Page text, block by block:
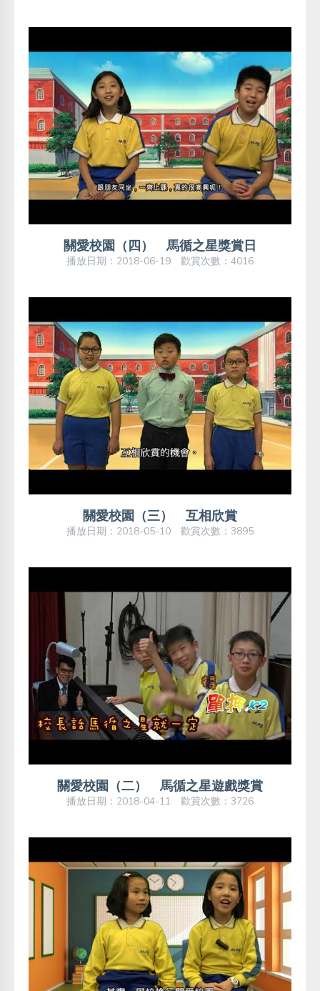
關愛校園（四） 馬循之星獎賞日
播放日期：2018-06-19 歡賞次數：4016
關愛校園（三） 互相欣賞
播放日期：2018-05-10 歡賞次數：3895
關愛校園（二） 馬循之星遊戲獎賞
播放日期：2018-04-11 歡賞次數：3726